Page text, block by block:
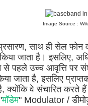
Image Source :
साथ ही सेल
जाता है। इसलिए,
से पहले उच्च आवृत्ति
जाता है, इसलिए
क्योंकि वे संचारित करते
मॉडेम" Modulator /